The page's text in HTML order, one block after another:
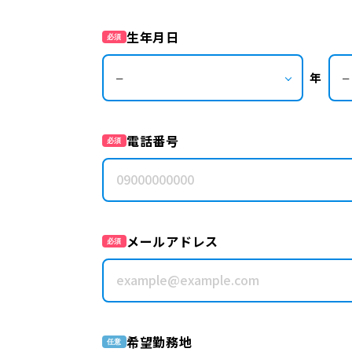
必須 生年月日
年
必須 電話番号
必須 メールアドレス
任意 希望勤務地